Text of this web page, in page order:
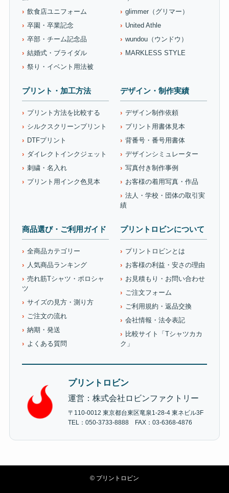
飲食店ユニフォーム
卒園・卒業記念
卒部・チーム記念品
結婚式・ブライダル
祭り・イベント用法被
glimmer（グリマー）
United Athle
wundou（ウンドウ）
MARKLESS STYLE
プリント・加工方法
プリント方法を比較する
シルクスクリーンプリント
DTFプリント
ダイレクトインクジェット
刺繍・名入れ
プリント用インク色見本
デザイン・制作実績
デザイン制作依頼
プリント用書体見本
背番号・番号用書体
デザインシミュレーター
写真付き制作事例
お客様の着用写真・作品
法人・学校・団体の取引実
績
商品選び・ご利用ガイド
全商品カテゴリー
人気商品ランキング
売れ筋Tシャツ・ポロシャ
ツ
サイズの見方・測り方
ご注文の流れ
納期・発送
よくある質問
プリントロビンについて
プリントロビンとは
お客様の利益・安さの理由
お見積もり・お問い合わせ
ご注文フォーム
ご利用規約・返品交換
会社情報・法令表記
比較サイト「Tシャツカカ
ク」
プリントロビン
運営：株式会社ロビンファクトリー
〒110-0012 東京都台東区竜泉1-28-4 東ネビル3F
TEL：050-3733-8888 FAX：03-6368-4876
© プリントロビン